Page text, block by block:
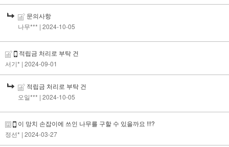
문의사항
나무*** | 2024-10-05
적립금 처리로 부탁 건
서기* | 2024-09-01
적립금 처리로 부탁 건
오일*** | 2024-10-05
이 망치 손잡이에 쓰인 나무를 구할 수 있을까요 !!!?
정선* | 2024-03-27